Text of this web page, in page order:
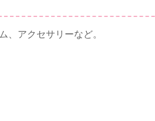
、アクセサリーなど。